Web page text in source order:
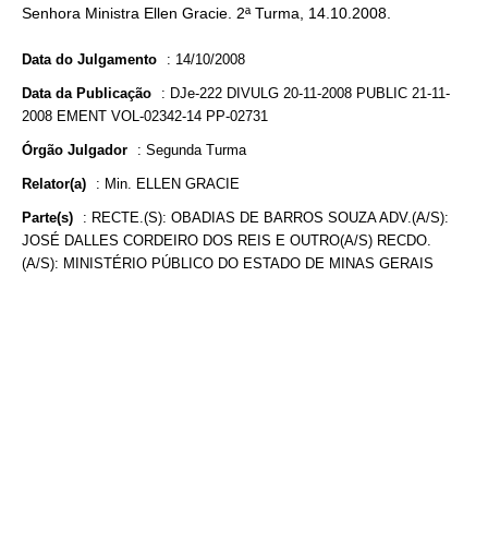
Senhora Ministra Ellen Gracie. 2ª Turma, 14.10.2008.
Data do Julgamento : 14/10/2008
Data da Publicação : DJe-222 DIVULG 20-11-2008 PUBLIC 21-11-
2008 EMENT VOL-02342-14 PP-02731
Órgão Julgador : Segunda Turma
Relator(a) : Min. ELLEN GRACIE
Parte(s) : RECTE.(S): OBADIAS DE BARROS SOUZA ADV.(A/S):
JOSÉ DALLES CORDEIRO DOS REIS E OUTRO(A/S) RECDO.
(A/S): MINISTÉRIO PÚBLICO DO ESTADO DE MINAS GERAIS